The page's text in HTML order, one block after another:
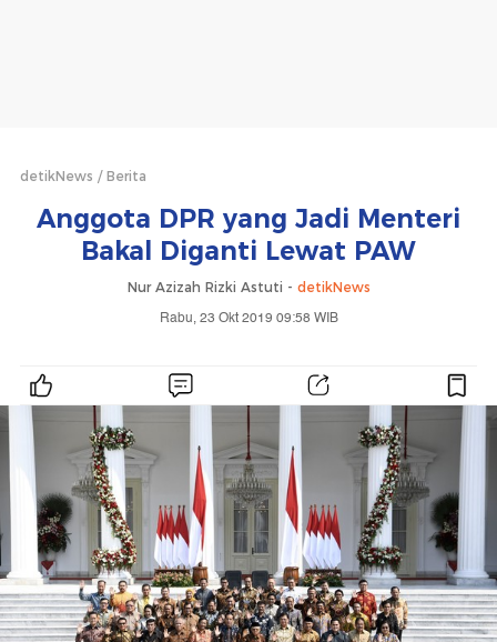
detikNews Berita
Anggota DPR yang Jadi Menteri
Bakal Diganti Lewat PAW
Nur Azizah Rizki Astuti - detikNews
Rabu, 23 Okt 2019 09:58 WIB